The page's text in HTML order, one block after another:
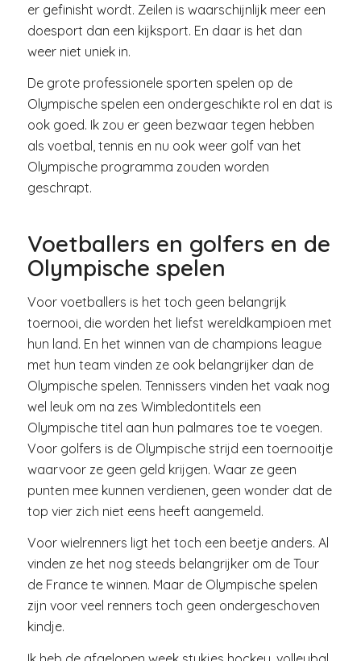
er gefinisht wordt. Zeilen is waarschijnlijk meer een
doesport dan een kijksport. En daar is het dan
weer niet uniek in.
De grote professionele sporten spelen op de
Olympische spelen een ondergeschikte rol en dat is
ook goed. Ik zou er geen bezwaar tegen hebben
als voetbal, tennis en nu ook weer golf van het
Olympische programma zouden worden
geschrapt.
Voetballers en golfers en de
Olympische spelen
Voor voetballers is het toch geen belangrijk
toernooi, die worden het liefst wereldkampioen met
hun land. En het winnen van de champions league
met hun team vinden ze ook belangrijker dan de
Olympische spelen. Tennissers vinden het vaak nog
wel leuk om na zes Wimbledontitels een
Olympische titel aan hun palmares toe te voegen.
Voor golfers is de Olympische strijd een toernooitje
waarvoor ze geen geld krijgen. Waar ze geen
punten mee kunnen verdienen, geen wonder dat de
top vier zich niet eens heeft aangemeld.
Voor wielrenners ligt het toch een beetje anders. Al
vinden ze het nog steeds belangrijker om de Tour
de France te winnen. Maar de Olympische spelen
zijn voor veel renners toch geen ondergeschoven
kindje.